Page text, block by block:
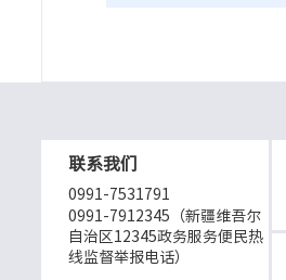
联系我们
0991-7531791
0991-7912345（新疆维吾尔
自治区12345政务服务便民热
线监督举报电话）